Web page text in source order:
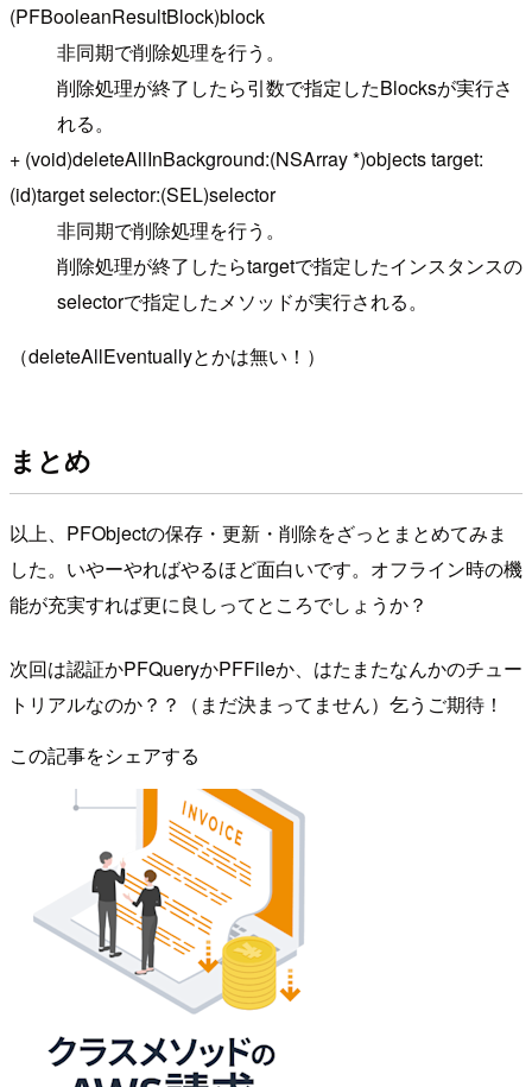
(PFBooleanResultBlock)block
非同期で削除処理を行う。
削除処理が終了したら引数で指定したBlocksが実行さ
れる。
+ (void)deleteAllInBackground:(NSArray *)objects target:
(id)target selector:(SEL)selector
非同期で削除処理を行う。
削除処理が終了したらtargetで指定したインスタンスの
selectorで指定したメソッドが実行される。
（deleteAllEventuallyとかは無い！）
まとめ
以上、PFObjectの保存・更新・削除をざっとまとめてみま
した。いやーやればやるほど面白いです。オフライン時の機
能が充実すれば更に良しってところでしょうか？
次回は認証かPFQueryかPFFileか、はたまたなんかのチュー
トリアルなのか？？（まだ決まってません）乞うご期待！
この記事をシェアする